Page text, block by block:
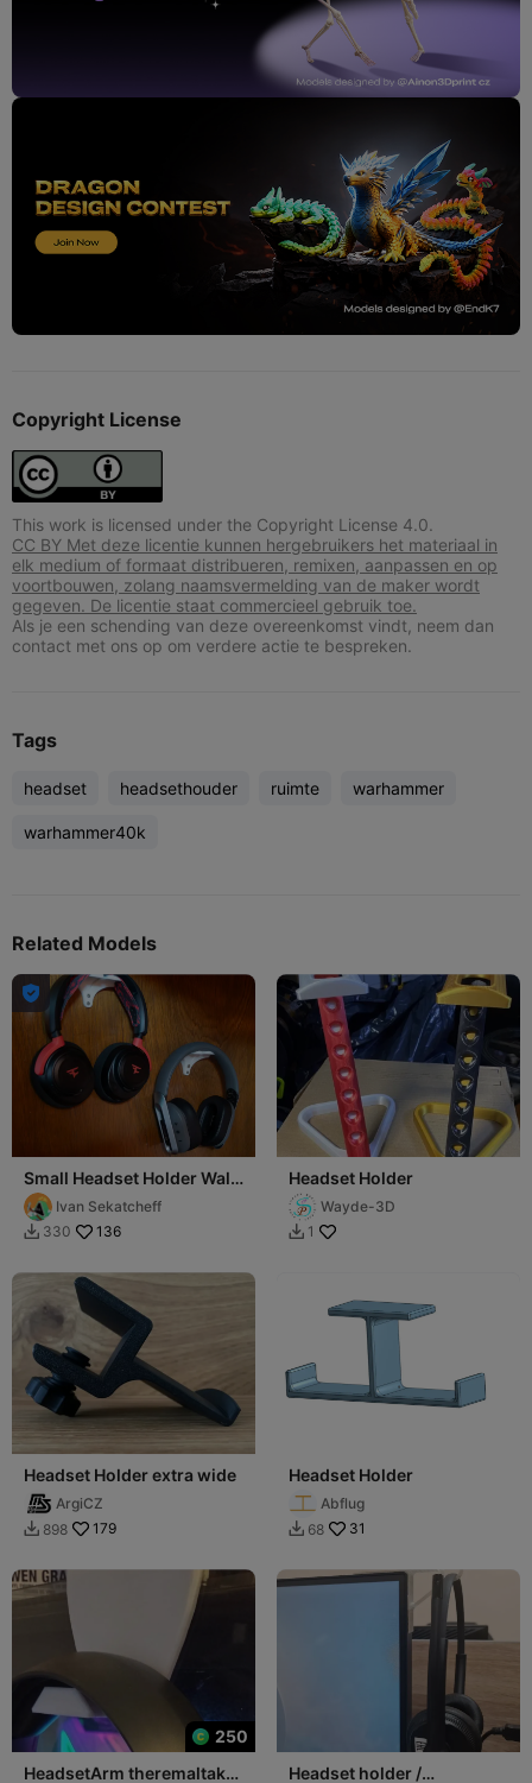
Copyright License
This work is licensed under the Copyright License 4.0.
CC BY Met deze licentie kunnen hergebruikers het materiaal in
elk medium of formaat distribueren, remixen, aanpassen en op
voortbouwen, zolang naamsvermelding van de maker wordt
gegeven. De licentie staat commercieel gebruik toe.
Als je een schending van deze overeenkomst vindt, neem dan
contact met ons op om verdere actie te bespreken.
Tags
headset headsethouder ruimte warhammer
warhammer40k
Related Models

Small Headset Holder Wall
MountIvan Sekatcheff
 330 136
Headset Holder
Wayde-3D
 1
Headset Holder extra wide
ArgiCZ
 898 179
Headset Holder
Abflug
 68 31
250
HeadsetArm theremaltake
Headset holder /